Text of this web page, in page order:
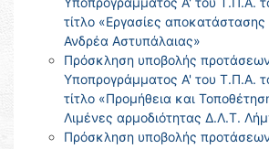
τίτλο «Εργασίες αποκατάστασης
Ανδρέα Αστυπάλαιας»
Πρόσκληση υποβολής προτάσεων
Υποπρογράμματος Α' του Τ.Π.Α.
τίτλο «Προμήθεια και
Λιμένες αρμοδιότητας Δ.Λ.Τ.
Πρόσκληση υποβολής προτάσεων